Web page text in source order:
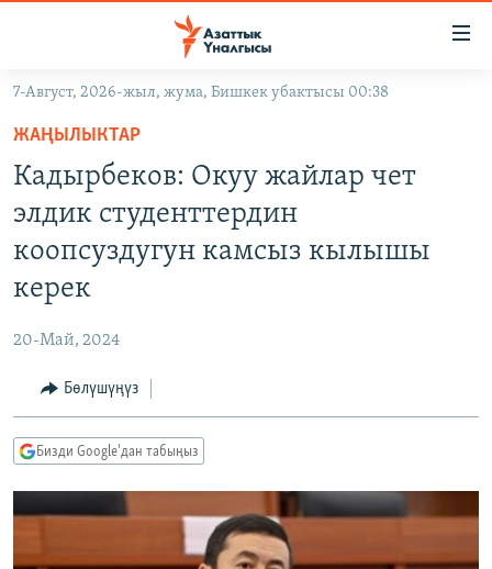
Навигацияга
өтүңүз
Издөөгө
салыңыз
КЫРГЫЗСТАН
КЫРГЫЗСТАН
ДҮЙНӨ
ЭКСПЕРТТЕР ТАЛДАЙТ
БИЗ ЖАНА ДҮЙНӨ
ЭЖЕ-СИҢДИЛЕР
ПОДКАСТ
ӨЗГӨЧӨ ПИКИР
Русский
ОНЛАЙН ШЕРИНЕ
7-Август, 2026-жыл, жума, Бишкек убактысы 00:38
ЖАҢЫЛЫКТАР
Кадырбеков: Окуу жайлар чет
элдик студенттердин
коопсуздугун камсыз кылышы
керек
20-Май, 2024
Бөлүшүңүз
Бизди Google'дан табыңыз